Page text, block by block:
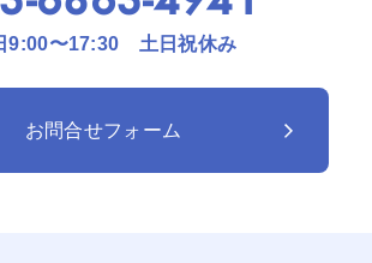
9:00〜17:30 土日祝休み
お問合せフォーム